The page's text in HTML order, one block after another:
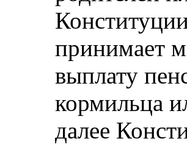
принимает
выплату
кормильца
далее